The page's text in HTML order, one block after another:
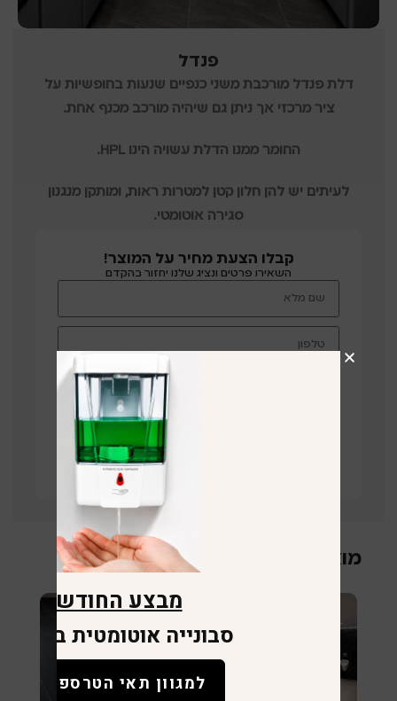
פנדל
דלת פנדל מורכבת משני כנפיים שנעות בחופשיות על
ציר מרכזי אך ניתן גם שיהיה מורכב מכנף אחת.
החומר ממנו הדלת עשויה הינו HPL.
לעיתים יש להן חלון קטן למטרות ראות, ומותקן מנגנון
סגירה אוטומטי.
קבלו הצעת מחיר על המוצר!
השאירו פרטים ונציג שלנו יחזור בהקדם
תחזרו אליי
קישור לוויז
מוצרים קשורים
מבצע החודש
סבונייה אוטומטית במתנה
למגוון תאי הטרספה